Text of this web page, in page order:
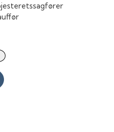
gale sagfører"
hos statsadvokaten
hos højesteretssagføreren